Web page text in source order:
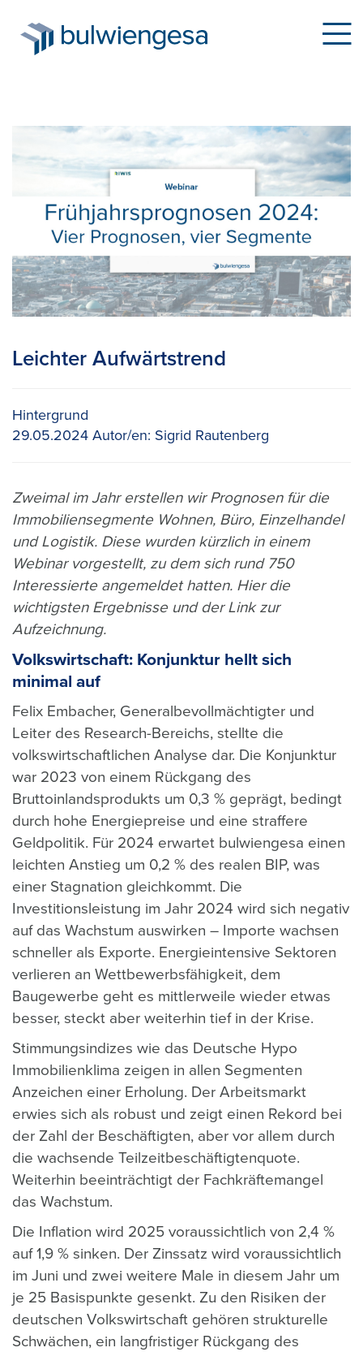
zum
Leichter Aufwärtstrend
Hintergrund
29.05.2024 Autor/en: Sigrid Rautenberg
Zweimal im Jahr erstellen wir Prognosen für die
Immobiliensegmente Wohnen, Büro, Einzelhandel
und Logistik. Diese wurden kürzlich in einem
Webinar vorgestellt, zu dem sich rund 750
Interessierte angemeldet hatten. Hier die
wichtigsten Ergebnisse und der Link zur
Aufzeichnung.
Volkswirtschaft: Konjunktur hellt sich
minimal auf
Felix Embacher, Generalbevollmächtigter und
Leiter des Research-Bereichs, stellte die
volkswirtschaftlichen Analyse dar. Die Konjunktur
war 2023 von einem Rückgang des
Bruttoinlandsprodukts um 0,3 % geprägt, bedingt
durch hohe Energiepreise und eine straffere
Geldpolitik. Für 2024 erwartet bulwiengesa einen
leichten Anstieg um 0,2 % des realen BIP, was
einer Stagnation gleichkommt. Die
Investitionsleistung im Jahr 2024 wird sich negativ
auf das Wachstum auswirken – Importe wachsen
schneller als Exporte. Energieintensive Sektoren
verlieren an Wettbewerbsfähigkeit, dem
Baugewerbe geht es mittlerweile wieder etwas
besser, steckt aber weiterhin tief in der Krise.
Stimmungsindizes wie das Deutsche Hypo
Immobilienklima zeigen in allen Segmenten
Anzeichen einer Erholung. Der Arbeitsmarkt
erwies sich als robust und zeigt einen Rekord bei
der Zahl der Beschäftigten, aber vor allem durch
die wachsende Teilzeitbeschäftigtenquote.
Weiterhin beeinträchtigt der Fachkräftemangel
das Wachstum.
Die Inflation wird 2025 voraussichtlich von 2,4 %
auf 1,9 % sinken. Der Zinssatz wird voraussichtlich
im Juni und zwei weitere Male in diesem Jahr um
je 25 Basispunkte gesenkt. Zu den Risiken der
deutschen Volkswirtschaft gehören strukturelle
Schwächen, ein langfristiger Rückgang des